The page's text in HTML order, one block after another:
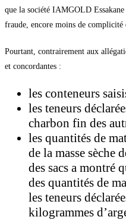
que la société IAMGOLD
fraude, encore moins de complicité
Pourtant, contrairement aux
et concordantes :
les conteneurs
les teneurs
charbon fin des
les quantités de
de la masse sèche
des sacs a montré
des quantités de
les teneurs
kilogrammes